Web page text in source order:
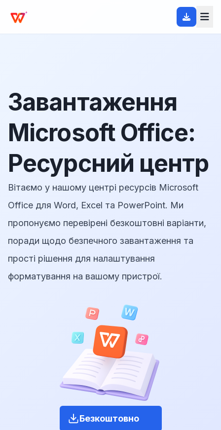
Завантаження
Microsoft Office:
Ресурсний центр
Вітаємо у нашому центрі ресурсів Microsoft
Office для Word, Excel та PowerPoint. Ми
пропонуємо перевірені безкоштовні варіанти,
поради щодо безпечного завантаження та
прості рішення для налаштування
форматування на вашому пристрої.
Безкоштовно